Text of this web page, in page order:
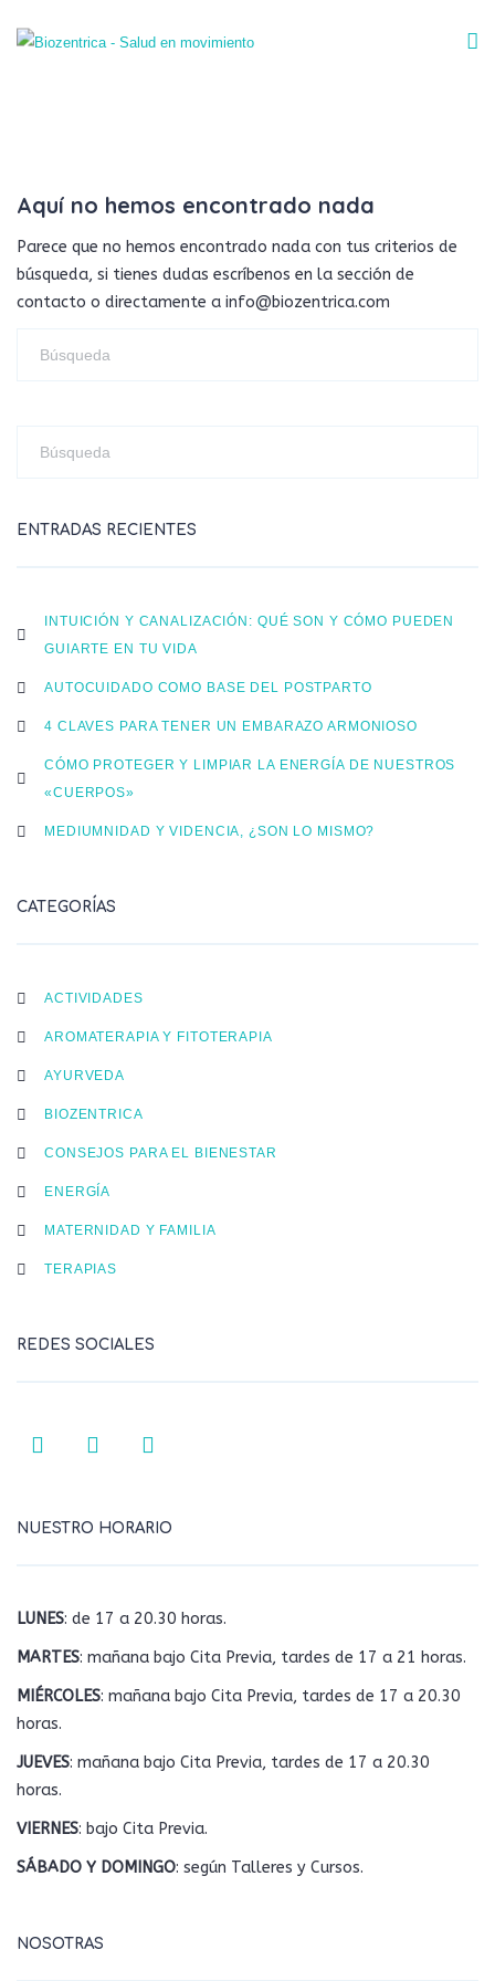
Aquí no hemos encontrado nada
Parece que no hemos encontrado nada con tus criterios de
búsqueda, si tienes dudas escríbenos en la sección de
contacto o directamente a info@biozentrica.com
ENTRADAS RECIENTES
INTUICIÓN Y CANALIZACIÓN: QUÉ SON Y CÓMO PUEDEN
GUIARTE EN TU VIDA
AUTOCUIDADO COMO BASE DEL POSTPARTO
4 CLAVES PARA TENER UN EMBARAZO ARMONIOSO
CÓMO PROTEGER Y LIMPIAR LA ENERGÍA DE NUESTROS
«CUERPOS»
MEDIUMNIDAD Y VIDENCIA, ¿SON LO MISMO?
CATEGORÍAS
ACTIVIDADES
AROMATERAPIA Y FITOTERAPIA
AYURVEDA
BIOZENTRICA
CONSEJOS PARA EL BIENESTAR
ENERGÍA
MATERNIDAD Y FAMILIA
TERAPIAS
REDES SOCIALES
NUESTRO HORARIO
LUNES: de 17 a 20.30 horas.
MARTES: mañana bajo Cita Previa, tardes de 17 a 21 horas.
MIÉRCOLES: mañana bajo Cita Previa, tardes de 17 a 20.30
horas.
JUEVES: mañana bajo Cita Previa, tardes de 17 a 20.30
horas.
VIERNES: bajo Cita Previa.
SÁBADO Y DOMINGO: según Talleres y Cursos.
NOSOTRAS